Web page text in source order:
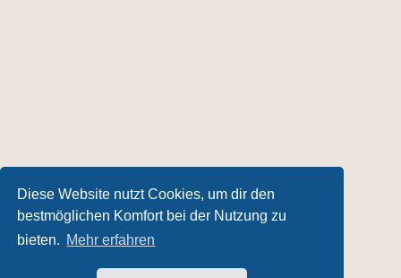
Diese Website nutzt Cookies, um dir den
bestmöglichen Komfort bei der Nutzung zu
bieten. Mehr erfahren